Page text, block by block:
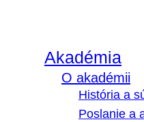
Akadémia
O akadémii
História a
Poslanie a